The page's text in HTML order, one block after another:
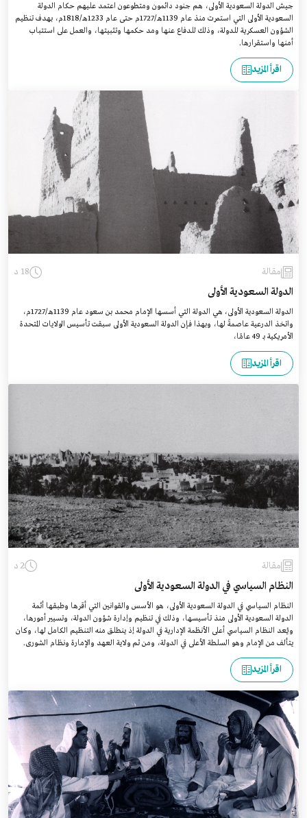
جيش الدولة السعودية الأولى، هم جنود دائمون ومتطوعون اعتمد عليهم حكام الدولة
السعودية الأولى التي استمرت منذ عام 1139هـ/1727م حتى عام 1233هـ/1818م، بهدف تنظيم
الشؤون العسكرية للدولة، وذلك للدفاع عنها ومد حكمها وتثبيتها، والعمل على استتباب
أمنها واستقرارها.
اقرأ المزيد
مقالة 18 د
الدولة السعودية الأولى
الدولة السعودية الأولى، هي الدولة التي أسسها الإمام محمد بن سعود عام 1139هـ/1727م،
واتخذ الدرعية عاصمةً لها، وبهذا فإن الدولة السعودية الأولى سبقت تأسيس الولايات المتحدة
الأمريكية بـ 49 عامًا،
اقرأ المزيد
مقالة 2 د
النظام السياسي في الدولة السعودية الأولى
النظام السياسي في الدولة السعودية الأولى، هو الأسس والقوانين التي أقرها وطبقها أئمة
الدولة السعودية الأولى منذ تأسيسها، وذلك في تنظيم وإدارة شؤون الدولة، وتسيير أمورها،
ويُعد النظام السياسي أعلى الأنظمة الإدارية في الدولة إذ ينطلق منه التنظيم الكامل لها، وكان
يتألف من الإمام وهو السلطة الأعلى في الدولة، ومن ثم ولاية العهد والإمارة ونظام الشورى.
اقرأ المزيد